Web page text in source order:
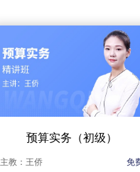
预算实务（初级）
主教：王侨 免